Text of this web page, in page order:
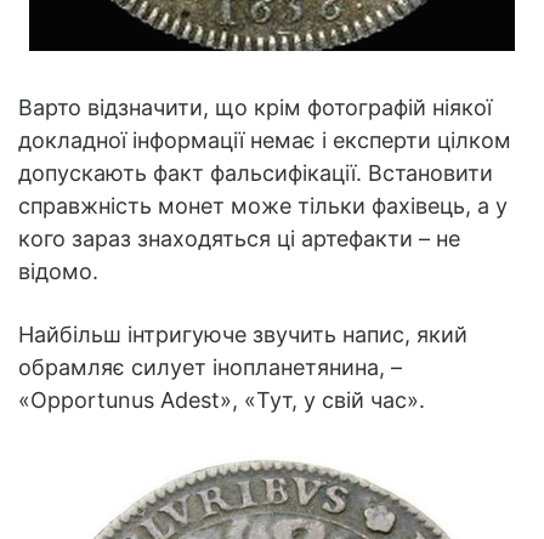
Варто відзначити, що крім фотографій ніякої
докладної інформації немає і експерти цілком
допускають факт фальсифікації. Встановити
справжність монет може тільки фахівець, а у
кого зараз знаходяться ці артефакти – не
відомо.
Найбільш інтригуюче звучить напис, який
обрамляє силует інопланетянина, –
«Opportunus Adest», «Тут, у свій час».